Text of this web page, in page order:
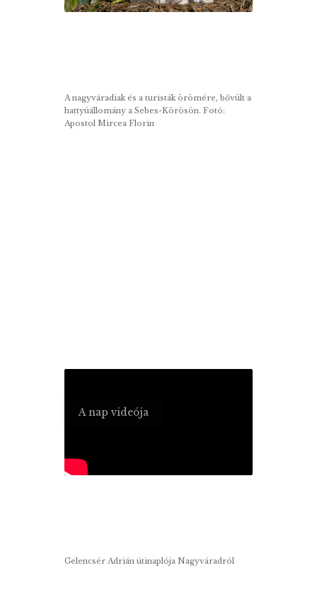
A nagyváradiak és a turisták örömére, bővült a
hattyúállomány a Sebes-Körösön. Fotó:
Apostol Mircea Florin
A nap videója
Gelencsér Adrián útinaplója Nagyváradról